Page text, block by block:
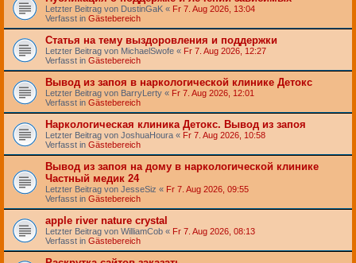
Letzter Beitrag von DustinGaK « Fr 7. Aug 2026, 13:04
Verfasst in Gästebereich
Статья на тему выздоровления и поддержки
Letzter Beitrag von MichaelSwofe « Fr 7. Aug 2026, 12:27
Verfasst in Gästebereich
Вывод из запоя в наркологической клинике Детокс
Letzter Beitrag von BarryLerty « Fr 7. Aug 2026, 12:01
Verfasst in Gästebereich
Наркологическая клиника Детокс. Вывод из запоя
Letzter Beitrag von JoshuaHoura « Fr 7. Aug 2026, 10:58
Verfasst in Gästebereich
Вывод из запоя на дому в наркологической клинике
Частный медик 24
Letzter Beitrag von JesseSiz « Fr 7. Aug 2026, 09:55
Verfasst in Gästebereich
apple river nature crystal
Letzter Beitrag von WilliamCob « Fr 7. Aug 2026, 08:13
Verfasst in Gästebereich